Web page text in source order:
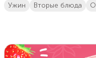
ужин вторые блюда